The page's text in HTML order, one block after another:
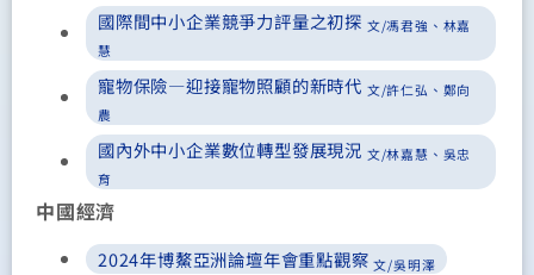
國際間中小企業競爭力評量之初探 文/馮君強、林嘉
慧
寵物保險—迎接寵物照顧的新時代 文/許仁弘、鄭向
農
國內外中小企業數位轉型發展現況 文/林嘉慧、吳忠
育
中國經濟
2024年博鰲亞洲論壇年會重點觀察文/吳明澤